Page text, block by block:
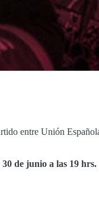
entre Unión
30 de junio a las 19 hrs.